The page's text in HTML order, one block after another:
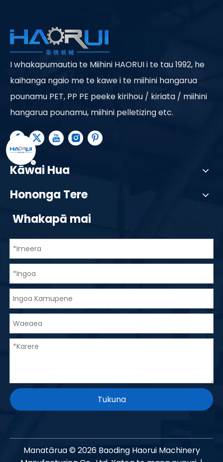
I whakapumautia te Miihini HAORUI i te tau 1992, he
kaihanga ngaio me te kawe i te miihini hangarua
pounamu PET, PP PE peeke kirihou / kiriata / miihini
hangarua pounamu, miihini pelletizing etc.
Kāwai Hua
Hononga Tere
Whakapā mai
Tukuna
Manatārua ©2026Baoding Haorui Machinery